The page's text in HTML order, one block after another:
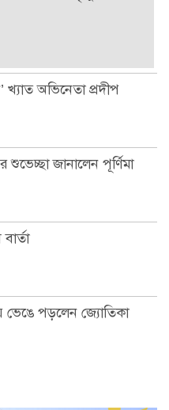
খ্যাত অভিনেতা প্রদীপ
শুভেচ্ছা জানালেন পূর্ণিমা
ভেঙে পড়লেন জ্যোতিকা